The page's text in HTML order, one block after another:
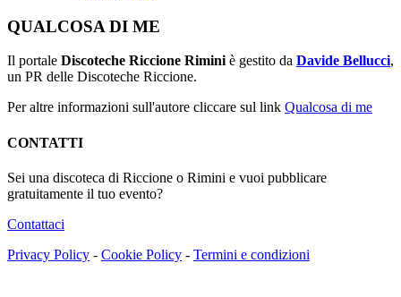
QUALCOSA DI ME
Il portale Discoteche Riccione Rimini è gestito da Davide Bellucci,
un PR delle Discoteche Riccione.
Per altre informazioni sull'autore cliccare sul link Qualcosa di me
CONTATTI
Sei una discoteca di Riccione o Rimini e vuoi pubblicare
gratuitamente il tuo evento?
Contattaci
Privacy Policy - Cookie Policy - Termini e condizioni